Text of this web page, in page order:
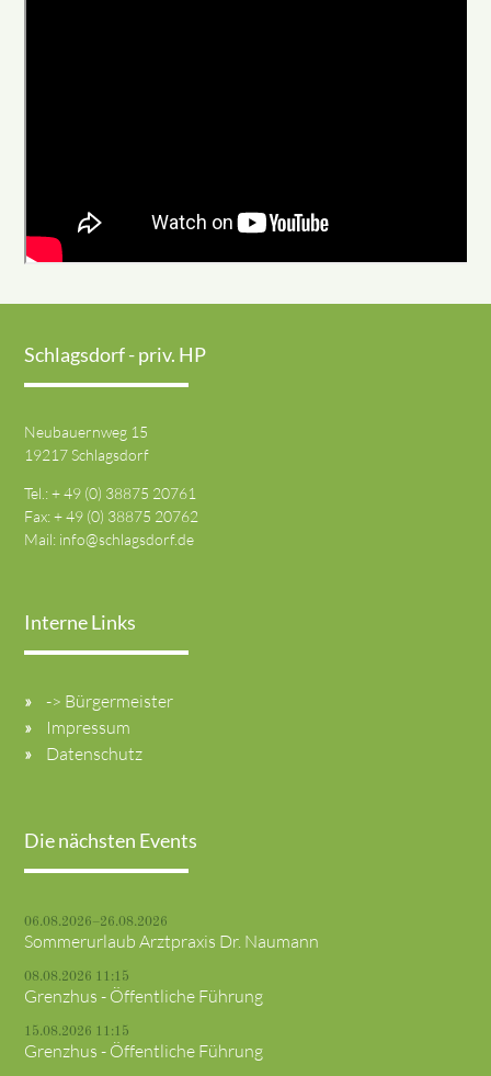
Schlagsdorf - priv. HP
Neubauernweg 15
19217 Schlagsdorf
Tel.: + 49 (0) 38875 20761
Fax: + 49 (0) 38875 20762
Mail: info@schlagsdorf.de
Interne Links
-> Bürgermeister
Impressum
Datenschutz
Die nächsten Events
06.08.2026–26.08.2026
Sommerurlaub Arztpraxis Dr. Naumann
08.08.2026 11:15
Grenzhus - Öffentliche Führung
15.08.2026 11:15
Grenzhus - Öffentliche Führung